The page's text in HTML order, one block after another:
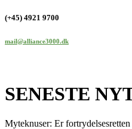
(+45) 4921 9700
mail@alliance3000.dk
SENESTE
Myteknuser: Er